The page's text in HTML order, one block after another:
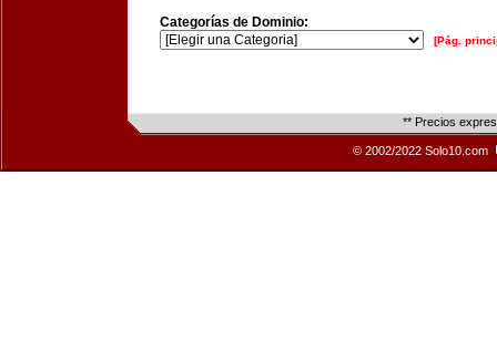
Categorías de Dominio:
[Pág.
** Precios
© 2002/2022 Solo10.com